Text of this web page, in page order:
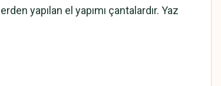
yapılan el yapımı çantalardır. Yaz